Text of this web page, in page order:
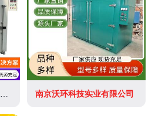
山东荣至鑫环保科技有限公司 南京沃环科技实业有限公司